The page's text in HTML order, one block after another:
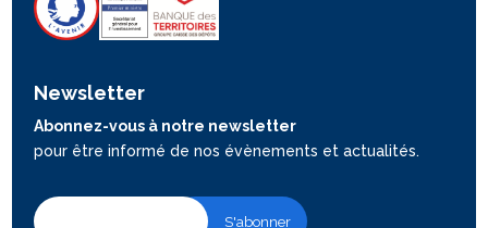
Newsletter
Abonnez-vous à notre newsletter
pour être informé de nos évènements et actualités.